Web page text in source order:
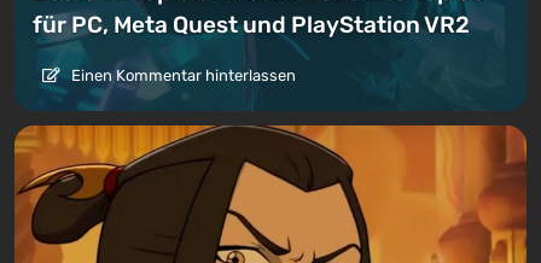
für PC, Meta Quest und PlayStation VR2
Einen Kommentar hinterlassen